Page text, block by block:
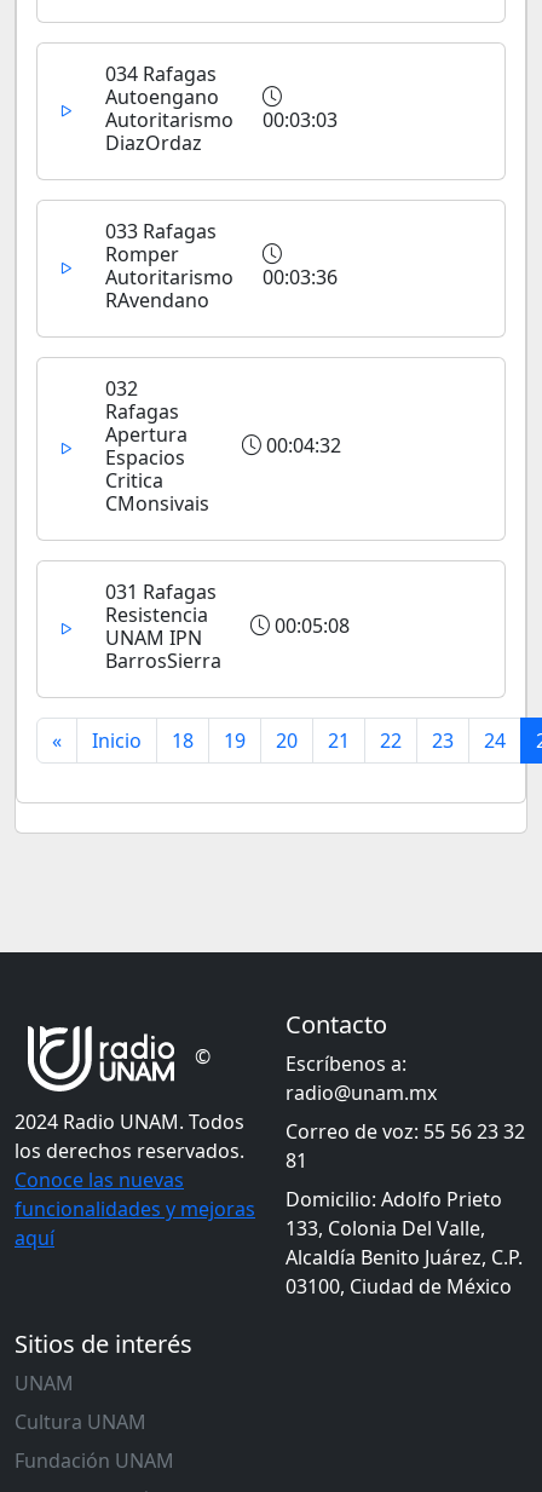
034 Rafagas
Autoengano
Autoritarismo
DiazOrdaz
00:03:03
033 Rafagas
Romper
Autoritarismo
RAvendano
00:03:36
032
Rafagas
Apertura
Espacios
Critica
CMonsivais
00:04:32
031 Rafagas
Resistencia
UNAM IPN
BarrosSierra
00:05:08
« Inicio 18 19 20 21 22 23 24
©
2024 Radio UNAM. Todos
los derechos reservados.
Conoce las nuevas
funcionalidades y mejoras
aquí
Contacto
Escríbenos a:
radio@unam.mx
Correo de voz: 55 56 23 32
81
Domicilio: Adolfo Prieto
133, Colonia Del Valle,
Alcaldía Benito Juárez, C.P.
03100, Ciudad de México
Sitios de interés
UNAM
Cultura UNAM
Fundación UNAM